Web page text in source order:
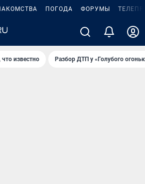
ПОГОДА ФОРУМЫ
известно Разбор ДТП у «Голубого